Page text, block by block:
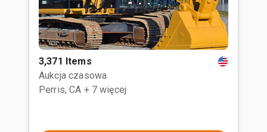
3,371 Items
Aukcja czasowa
Perris, CA + 7 więcej